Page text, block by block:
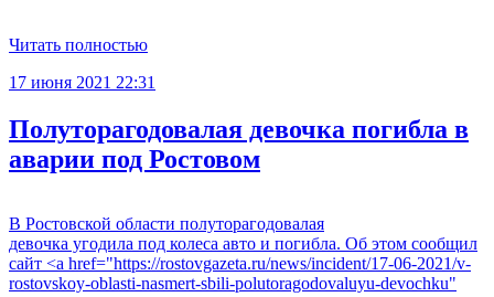
Читать полностью
17 июня 2021 22:31
Полуторагодовалая девочка погибла в
аварии под Ростовом
В Ростовской области полуторагодовалая
девочка угодила под колеса авто и погибла. Об этом сообщил
сайт <a href="https://rostovgazeta.ru/news/incident/17-06-2021/v-
rostovskoy-oblasti-nasmert-sbili-polutoragodovaluyu-devochku"